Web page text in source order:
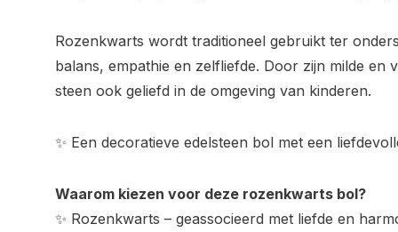
Rozenkwarts wordt traditioneel gebruikt ter
balans, empathie en zelfliefde. Door zijn milde en
steen ook geliefd in de omgeving van kinderen.
✨ Een decoratieve edelsteen bol met een
Waarom kiezen voor deze rozenkwarts bol?
✨ Rozenkwarts – geassocieerd met liefde en